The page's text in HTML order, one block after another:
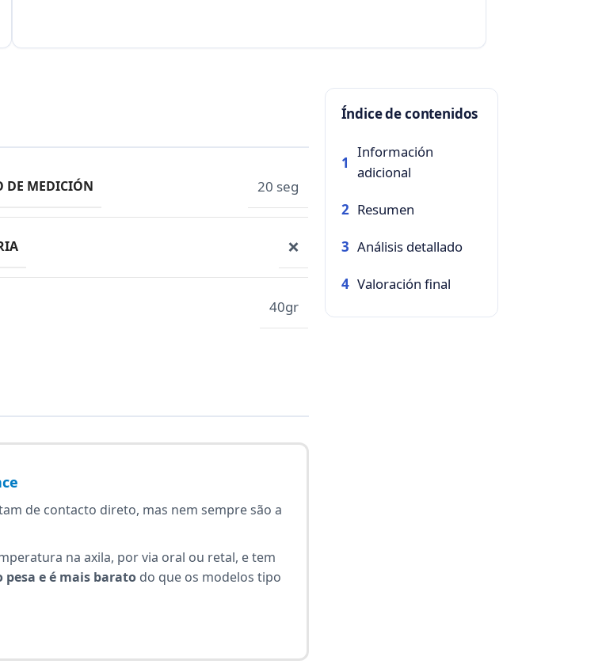
DE MEDICIÓN 20 seg
❌
40gr
de contacto direto, mas nem sempre são a
na axila, por via oral ou retal, e tem
pesa e é mais baratodo que os modelos tipo
Índice de contenidos
1
Información
adicional
2 Resumen
3 Análisis detallado
4 Valoración final